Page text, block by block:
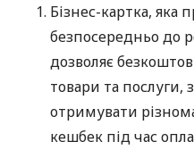
Бізнес-картка, яка
безпосередньо до
дозволяє
товари та послуги,
отримувати
кешбек під час